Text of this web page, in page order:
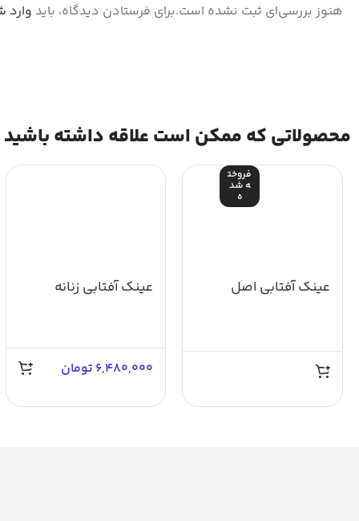
هنوز بررسی‌ای ثبت نشده است.برای فرستادن دیدگاه، باید وارد
محصولاتی که ممکن است علاقه داشته باشید
فروخت
ه شد
ه
عینک آفتابی اصل
عینک آفتابی زنانه
6,480,000 تومان